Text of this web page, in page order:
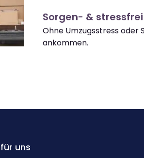
Sorgen- & stressfrei
Ohne Umzugsstress oder
ankommen.
uns